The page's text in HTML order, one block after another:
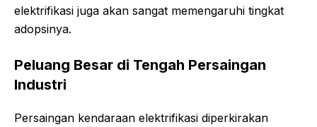
elektrifikasi juga akan sangat memengaruhi tingkat
adopsinya.
Peluang Besar di Tengah Persaingan
Industri
Persaingan kendaraan elektrifikasi diperkirakan